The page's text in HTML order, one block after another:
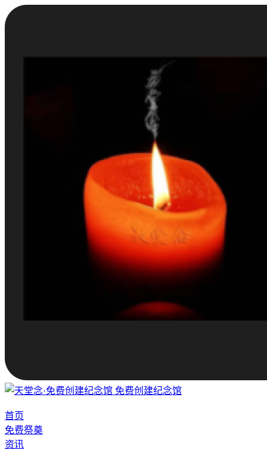
免费创建纪念馆
首页
免费祭奠
资讯